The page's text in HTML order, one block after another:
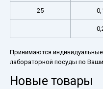
25
Принимаются
лабораторной посуды по
Новые товары